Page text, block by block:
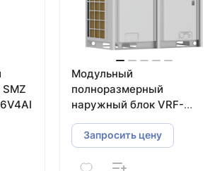
Модульный
полноразмерный
наружный блок VRF-
систем Energolux
SMZU175CEBI
Запросить цену